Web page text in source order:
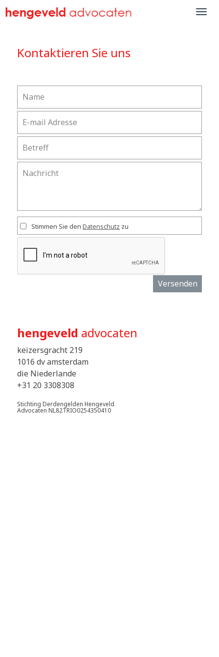
Kontaktieren Sie uns
Stimmen Sie den Datenschutz zu
Versenden
hengeveld advocaten
keizersgracht 219
1016 dv amsterdam
die Niederlande
+31 20 3308308
Stichting Derdengelden Hengeveld
Advocaten NL82TRIO0254350410